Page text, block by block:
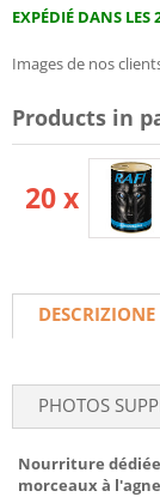
EXPÉDIÉ DANS LES
Images de nos
Products in
20 x
DESCRIZIONE
PHOTOS
Nourriture
morceaux à